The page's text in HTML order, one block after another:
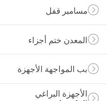
مسامير قفل
المعدن ختم أجزاء
بب المواجهة الأجهزة
الأجهزة البراغي